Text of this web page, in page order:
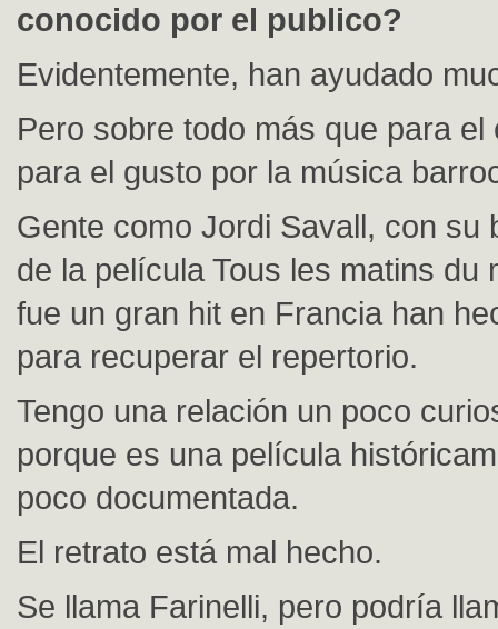
conocido por el publico?
Evidentemente, han ayudado
Pero sobre todo más que para el
para el gusto por la música
Gente como Jordi Savall, con su
de la película Tous les matins du
fue un gran hit en Francia han
para recuperar el repertorio.
Tengo una relación un poco
porque es una película
poco documentada.
El retrato está mal hecho.
Se llama Farinelli, pero podría